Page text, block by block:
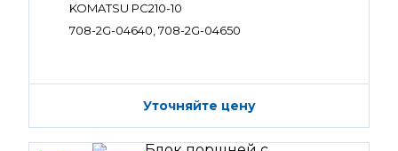
KOMATSU PC210-10
708-2G-04640, 708-2G-04650
Уточняйте цену